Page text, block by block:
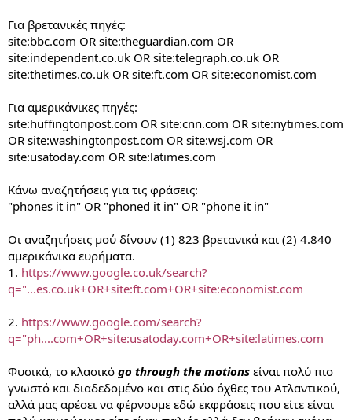
Για βρετανικές πηγές:
site:bbc.com OR site:theguardian.com OR
site:independent.co.uk OR site:telegraph.co.uk OR
site:thetimes.co.uk OR site:ft.com OR site:economist.com
Για αμερικάνικες πηγές:
site:huffingtonpost.com OR site:cnn.com OR site:nytimes.com
OR site:washingtonpost.com OR site:wsj.com OR
site:usatoday.com OR site:latimes.com
Κάνω αναζητήσεις για τις φράσεις:
"phones it in" OR "phoned it in" OR "phone it in"
Οι αναζητήσεις μού δίνουν (1) 823 βρετανικά και (2) 4.840
αμερικάνικα ευρήματα.
1. https://www.google.co.uk/search?
q="...es.co.uk+OR+site:ft.com+OR+site:economist.com
2. https://www.google.com/search?
q="ph....com+OR+site:usatoday.com+OR+site:latimes.com
Φυσικά, το κλασικό go through the motions είναι πολύ πιο
γνωστό και διαδεδομένο και στις δύο όχθες του Ατλαντικού,
αλλά μας αρέσει να φέρνουμε εδώ εκφράσεις που είτε είναι